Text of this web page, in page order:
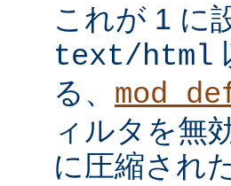
これが 1 に
text/html
る、
ィルタを無
に圧縮され